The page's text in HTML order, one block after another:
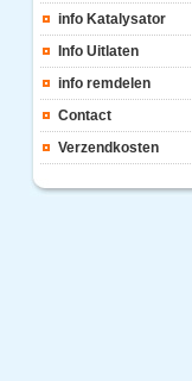
info Katalysator
Info Uitlaten
info remdelen
Contact
Verzendkosten